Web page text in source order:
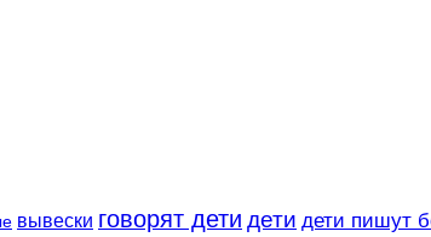
вывески говорят дети дети дети пишут